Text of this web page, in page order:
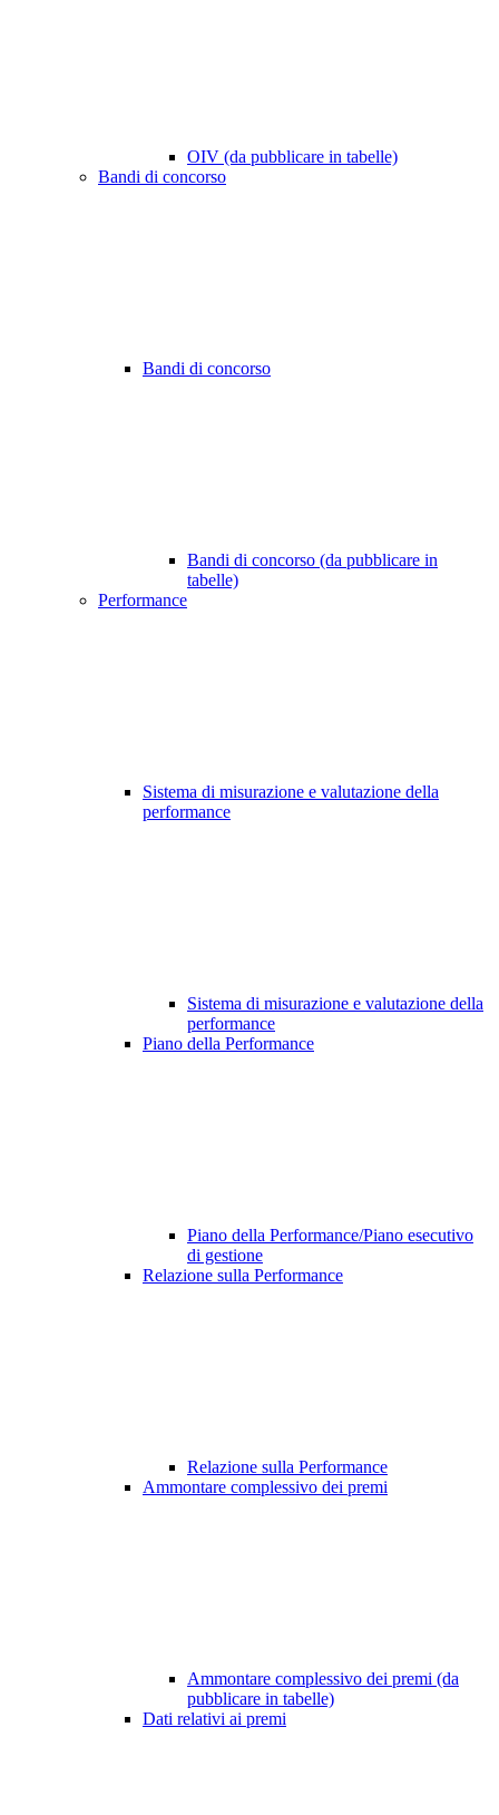
OIV (da pubblicare in tabelle)
Bandi di concorso
Bandi di concorso
Bandi di concorso (da pubblicare in
tabelle)
Performance
Sistema di misurazione e valutazione della
performance
Sistema di misurazione e valutazione della
performance
Piano della Performance
Piano della Performance/Piano esecutivo
di gestione
Relazione sulla Performance
Relazione sulla Performance
Ammontare complessivo dei premi
Ammontare complessivo dei premi (da
pubblicare in tabelle)
Dati relativi ai premi